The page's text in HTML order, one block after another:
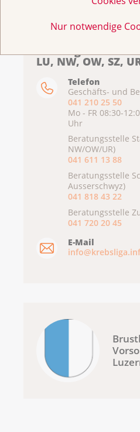
Nur notwendige
Broschüre: Die
Podcast von Villa
Unsere
Brustkrebs
Broschüre: Gemeinsam
Risikofaktoren und
Broschüre:
Mammografie
Weitere Informationen
Website der Krebsliga
Broschüre: Erblich
Krebsforum: Stellen Sie
LU, NW, OW, SZ,
Telefon
Geschäfts- und
041 210 25 50
Mo - FR 08:30-
Uhr
Beratungsstelle
NW/OW/UR)
041 611 13 88
Beratungsstelle
Ausserschwyz)
041 818 43 22
Beratungsstelle
041 720 20 45
E-Mail